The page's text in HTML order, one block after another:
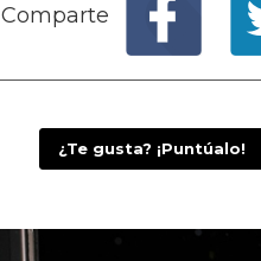
Comparte
¿Te gusta? ¡Puntúalo!